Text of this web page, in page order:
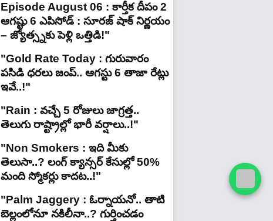
Episode August 06 : కార్తీక దీపం 2
ఆగష్టు 6 ఎపిసోడ్ : సూరజ్ షాక్ నిర్ణయం
– జ్యోత్స్నకు పెళ్లి ఒత్తిడి!"
"Gold Rate Today : గురువారం
పసిడి ధరలు జంప్.. ఆగస్టు 6 తాజా రేట్లు
ఇవే..!"
"Rain : వచ్చే 5 రోజులు జాగ్రత్త..
తెలుగు రాష్ట్రాల్లో భారీ వ‌ర్షాలు..!"
"Non Smokers : ఇది మీకు
తెలుసా..? లంగ్ క్యాన్సర్ కేసుల్లో 50%
మంది స్మోకర్లు కాదట..!"
"Palm Jaggery : ఓర్నాయనో.. తాటి
బెల్లంలోనూ నకిలీనా..? గుర్తించడం